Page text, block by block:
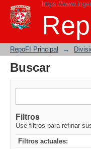
https://
Buscar
RepoFI Principal →
Buscar
Filtros
Use filtros para refinar
Filtros actuales: